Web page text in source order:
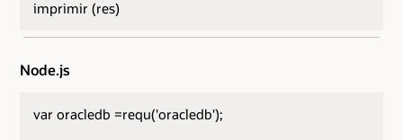
imprimir (res)
Node.js
var oracledb =requ('oracledb');